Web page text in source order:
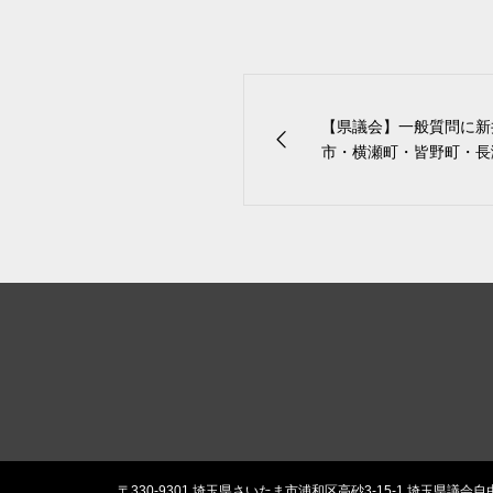
【県議会】一般質問に
市・横瀬町・皆野町・